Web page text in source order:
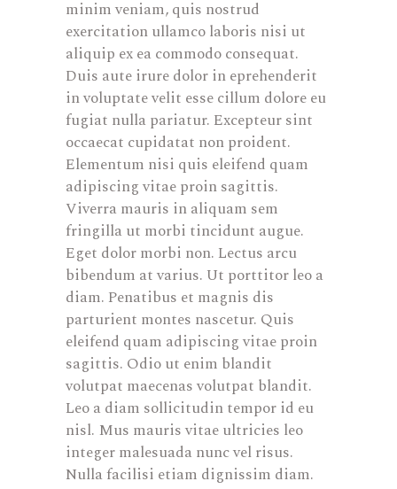
minim veniam, quis nostrud
exercitation ullamco laboris nisi ut
aliquip ex ea commodo consequat.
Duis aute irure dolor in eprehenderit
in voluptate velit esse cillum dolore eu
fugiat nulla pariatur. Excepteur sint
occaecat cupidatat non proident.
Elementum nisi quis eleifend quam
adipiscing vitae proin sagittis.
Viverra mauris in aliquam sem
fringilla ut morbi tincidunt augue.
Eget dolor morbi non. Lectus arcu
bibendum at varius. Ut porttitor leo a
diam. Penatibus et magnis dis
parturient montes nascetur. Quis
eleifend quam adipiscing vitae proin
sagittis. Odio ut enim blandit
volutpat maecenas volutpat blandit.
Leo a diam sollicitudin tempor id eu
nisl. Mus mauris vitae ultricies leo
integer malesuada nunc vel risus.
Nulla facilisi etiam dignissim diam.